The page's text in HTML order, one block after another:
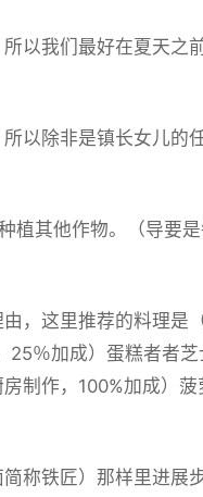
以我们最好在夏天之
以除非是镇长女儿的
植其他作物。（导要
，这里推荐的料理是
％加成）蛋糕者者芝
制作，100%加成）菠
称铁匠）那样里进展